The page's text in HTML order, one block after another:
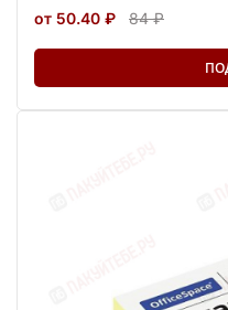
от 50.40 ₽ 84 ₽